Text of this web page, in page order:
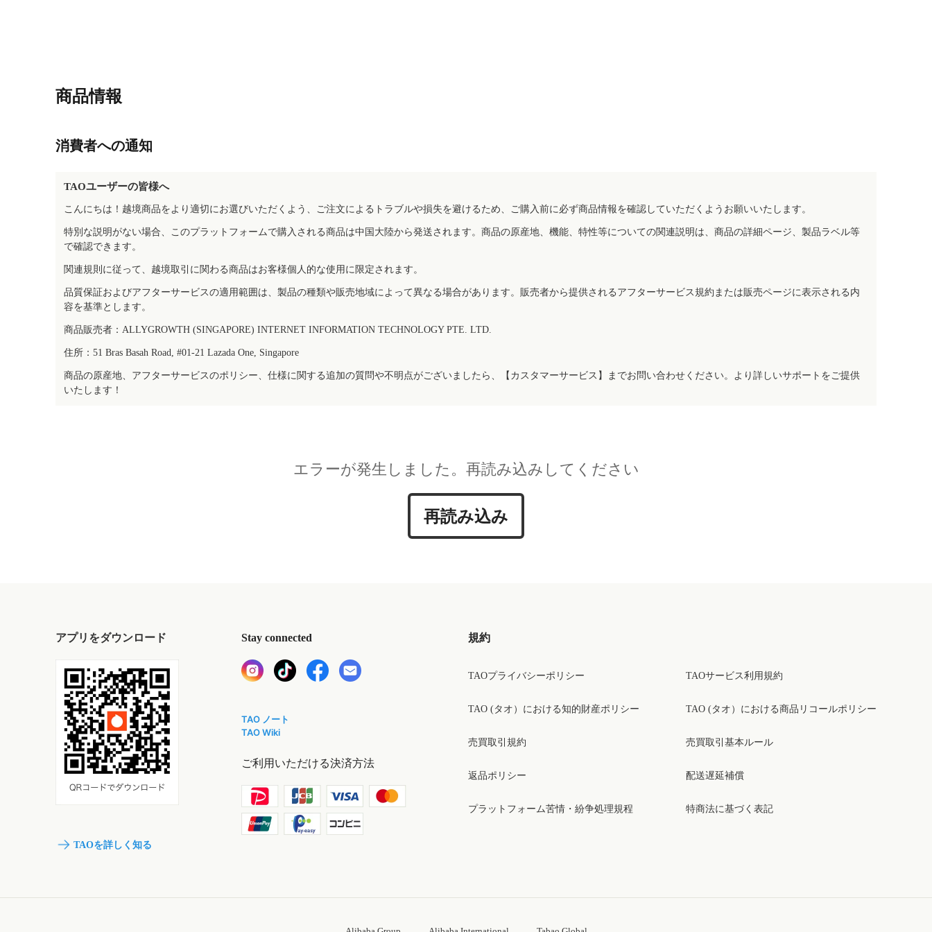
商品情報
消費者への通知
TAOユーザーの皆様へ
こんにちは！越境商品をより適切にお選びいただくよう、ご注文によるトラブルや損失を避けるため、ご購入前に必ず商品情報を確認していただくようお願いいたします。
特別な説明がない場合、このプラットフォームで購入される商品は中国大陸から発送されます。商品の原産地、機能、特性等についての関連説明は、商品の詳細ページ、製品ラベル等
で確認できます。
関連規則に従って、越境取引に関わる商品はお客様個人的な使用に限定されます。
品質保証およびアフターサービスの適用範囲は、製品の種類や販売地域によって異なる場合があります。販売者から提供されるアフターサービス規約または販売ページに表示される内
容を基準とします。
商品販売者：ALLYGROWTH (SINGAPORE) INTERNET INFORMATION TECHNOLOGY PTE. LTD.
住所：51 Bras Basah Road, #01-21 Lazada One, Singapore
商品の原産地、アフターサービスのポリシー、仕様に関する追加の質問や不明点がございましたら、【カスタマーサービス】までお問い合わせください。より詳しいサポートをご提供
いたします！
エラーが発生しました。再読み込みしてください
再読み込み
アプリをダウンロード
TAOを詳しく知る
Stay connected
TAO ノート
TAO Wiki
ご利用いただける決済方法
規約
TAOプライバシーポリシー
TAO (タオ）における知的財産ポリシー
売買取引規約
返品ポリシー
プラットフォーム苦情・紛争処理規程
TAOサービス利用規約
TAO (タオ）における商品リコールポリシー
売買取引基本ルール
配送遅延補償
特商法に基づく表記